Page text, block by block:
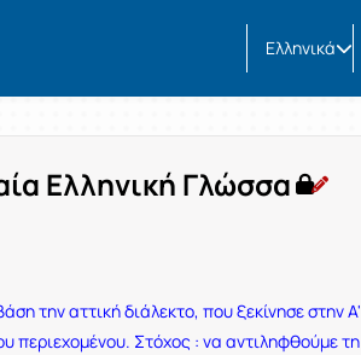
Ελληνικά
Ελληνική Γλώσσα
την αττική διάλεκτο, που ξεκίνησε στην Α'
περιεχομένου. Στόχος : να αντιληφθούμε τη